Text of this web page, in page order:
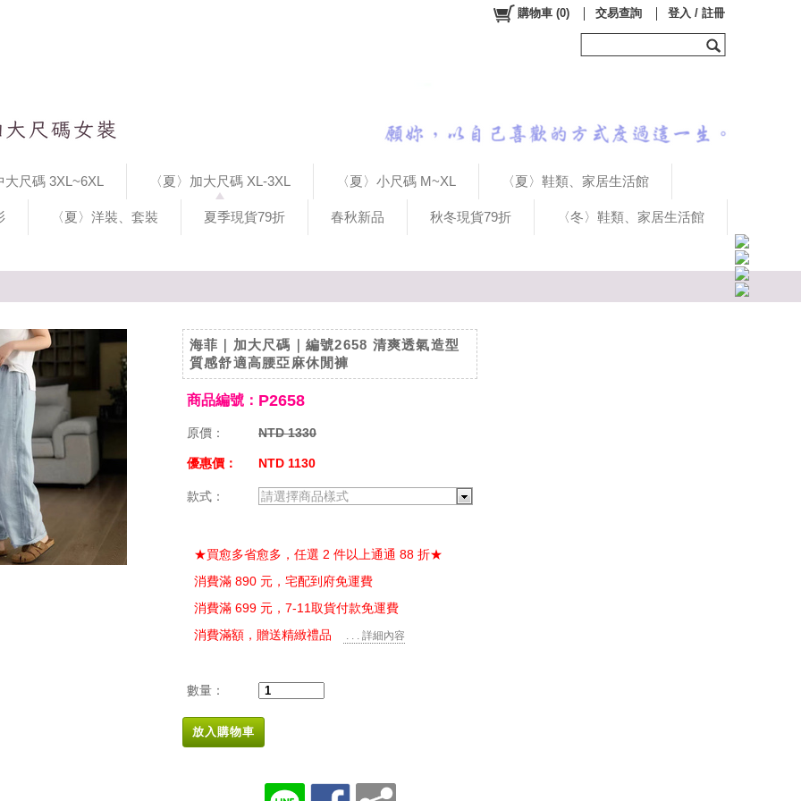
尺碼 3XL~6XL 〈夏〉加大尺碼 XL-3XL 〈夏〉小尺碼 M~XL 〈夏〉鞋類、家居生活館
〈夏〉洋裝、套裝 夏季現貨79折 春秋新品 秋冬現貨79折 〈冬〉鞋類、家居生活館
購物車 (0) 交易查詢 登入 / 註冊
海菲｜加大尺碼｜編號2658 清爽透氣造型
質感舒適高腰亞麻休閒褲
商品編號： P2658
原價： NTD 1330
優惠價： NTD 1130
款式： 請選擇商品樣式
★買愈多省愈多，任選 2 件以上通通 88 折★
消費滿 890 元，宅配到府免運費
消費滿 699 元，7-11取貨付款免運費
消費滿額，贈送精緻禮品
. . . 詳細內容
數量：
放入購物車